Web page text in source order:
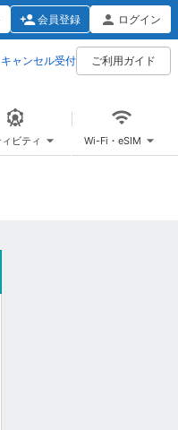
キャンセル受付 ご利用ガイド
ビティ Wi-Fi・eSIM
会員登録 ログイン